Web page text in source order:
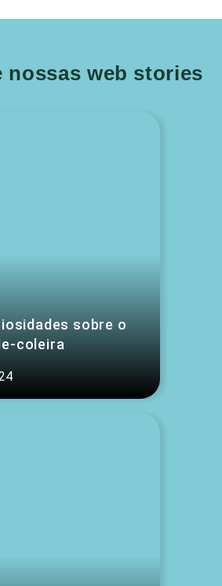
nossas web stories
sobre o
coleira